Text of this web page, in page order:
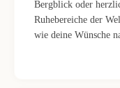
Bergblick oder
Ruhebereiche der
wie deine Wünsche